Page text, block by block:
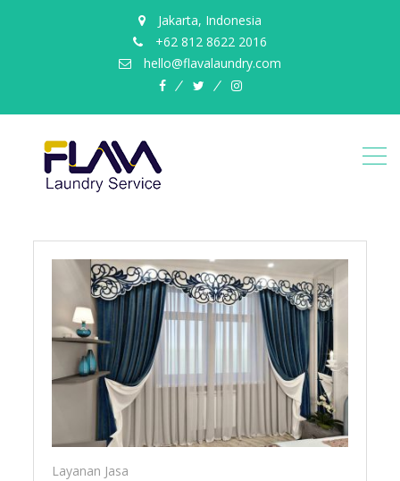
Jakarta, Indonesia
+62 812 8622 2016
hello@flavalaundry.com
facebooktwitterinstagram
Laundry
Gorden
Jakarta
Utara
Layanan Jasa